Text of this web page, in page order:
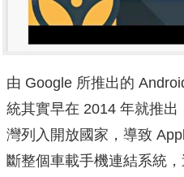
由 Google 所推出的
統其實早在 2014 年就推
灣列入開放國家，導致
斷整個車載手機連結系統